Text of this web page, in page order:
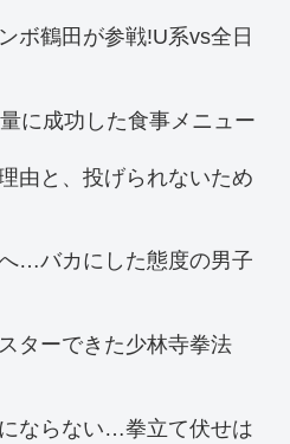
ボ鶴田が参戦!U系vs全日
に成功した食事メニュー
由と、投げられないため
…バカにした態度の男子
ターできた少林寺拳法
ならない…拳立て伏せは